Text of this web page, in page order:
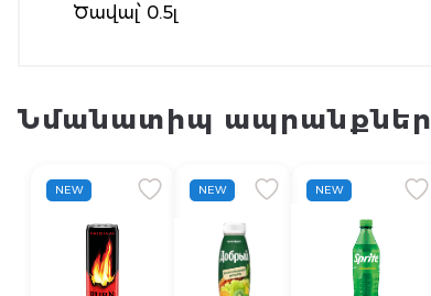
Ծավալ՝ 0.5լ
Նմանատիպ ապրանքներ
NEW NEW NEW